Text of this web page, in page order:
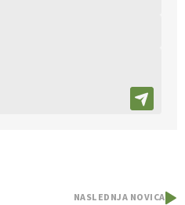
NASLEDNJA NOVICA